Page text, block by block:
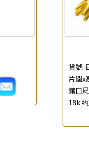
貨號:
片闊x
鑲口
18k